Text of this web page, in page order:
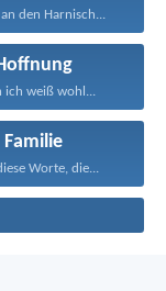
den Harnisch...
ich weiß wohl...
Familie
Worte, die...